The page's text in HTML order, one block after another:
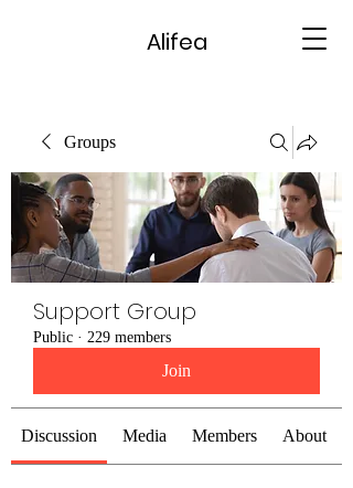
Alifea
Groups
Support Group
Public · 229 members
Join
Discussion Media Members About